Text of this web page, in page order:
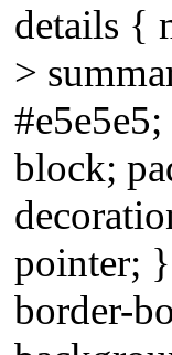
details {
>
block;
pointer;
border-